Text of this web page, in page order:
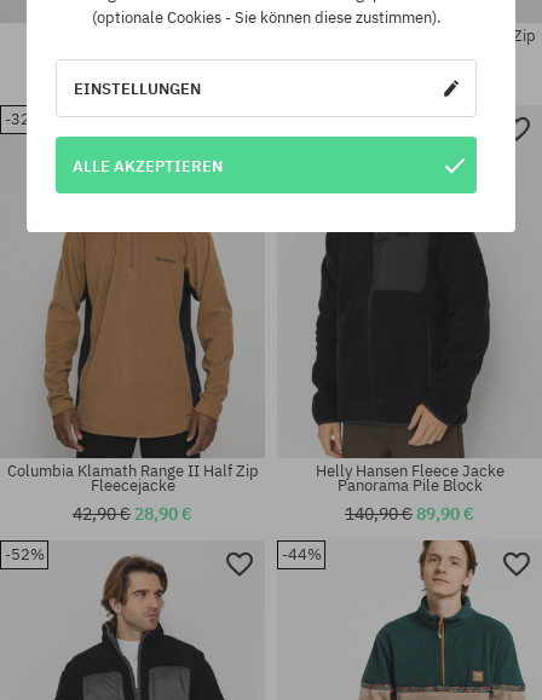
Verfügbare Größen:
Verfügbare Größen:
84,90 €51,90 €
Verfügbare Größen:
Columbia Klamath Range II Half Zip
28,90 €
-32%
Columbia Klamath Range II Half Zip
Fleecejacke
42,90 € 28,90 €
-36%
Helly Hansen Fleece Jacke
Panorama Pile Block
140,90 €89,90 €
-52% -44%
(optionale Cookies - Sie können diese zustimmen).
EINSTELLUNGEN
ALLE AKZEPTIEREN